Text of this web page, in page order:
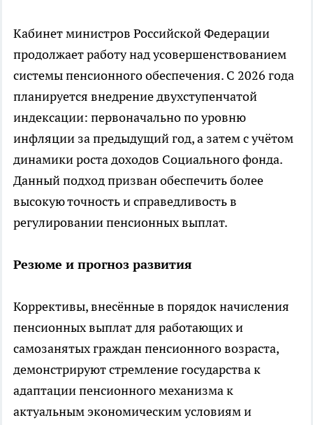
Кабинет министров Российской Федерации
продолжает работу над усовершенствованием
системы пенсионного обеспечения. С 2026 года
планируется внедрение двухступенчатой
индексации: первоначально по уровню
инфляции за предыдущий год, а затем с учётом
динамики роста доходов Социального фонда.
Данный подход призван обеспечить более
высокую точность и справедливость в
регулировании пенсионных выплат.
Резюме и прогноз развития
Коррективы, внесённые в порядок начисления
пенсионных выплат для работающих и
самозанятых граждан пенсионного возраста,
демонстрируют стремление государства к
адаптации пенсионного механизма к
актуальным экономическим условиям и